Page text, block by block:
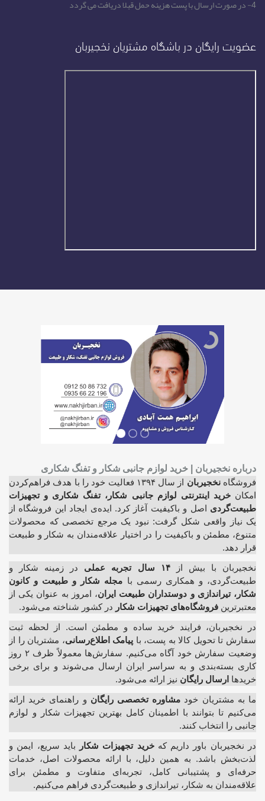
4- در صورت ارسال با پست هزینه حمل قبلا دریافت می گردد
عضویت رایگان در باشگاه مشتریان نخجیربان
درباره نخجیربان | خرید لوازم جانبی شکار و تفنگ شکاری
فروشگاه نخجیربان
از سال ۱۳۹۴ فعالیت خود را با هدف فراهم‌کردن
امکان خرید اینترنتی لوازم جانبی شکار، تفنگ شکاری و تجهیزات
طبیعت‌گردی اصل و باکیفیت آغاز کرد. ایده‌ی ایجاد این فروشگاه از
یک نیاز واقعی شکل گرفت: نبود یک مرجع تخصصی که محصولات
متنوع، مطمئن و باکیفیت را در اختیار علاقه‌مندان به شکار و طبیعت
قرار دهد.
نخجیربان با بیش از
۱۴ سال تجربه عملی
در زمینه شکار و
طبیعت‌گردی، و همکاری رسمی با مجله شکار و طبیعت و کانون
شکار، تیراندازی و دوستداران طبیعت ایران، امروز به عنوان یکی از
معتبرترین فروشگاه‌های تجهیزات شکار در کشور شناخته می‌شود.
در نخجیربان، فرایند خرید ساده و مطمئن است. از لحظه ثبت
سفارش تا تحویل کالا به پست، با پیامک اطلاع‌رسانی، مشتریان را از
وضعیت سفارش خود آگاه می‌کنیم. سفارش‌ها معمولاً ظرف ۲ روز
کاری بسته‌بندی و به سراسر ایران ارسال می‌شوند و برای برخی
خریدها ارسال رایگان نیز ارائه می‌شود.
ما به مشتریان خود مشاوره تخصصی رایگان و راهنمای خرید ارائه
می‌کنیم تا بتوانند با اطمینان کامل بهترین تجهیزات شکار و لوازم
جانبی را انتخاب کنند.
در نخجیربان باور داریم که خرید تجهیزات شکار
باید سریع، ایمن و
لذت‌بخش باشد. به همین دلیل، با ارائه محصولات اصل، خدمات
حرفه‌ای و پشتیبانی کامل، تجربه‌ای متفاوت و مطمئن برای
علاقه‌مندان به شکار، تیراندازی و طبیعت‌گردی فراهم می‌کنیم.